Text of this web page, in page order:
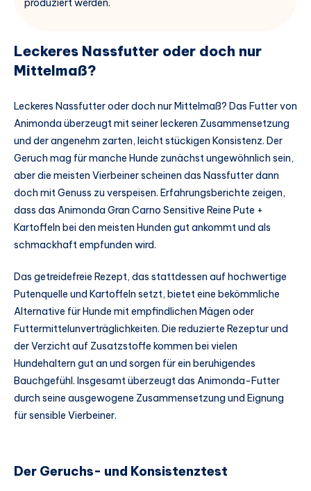
produziert werden.
Leckeres Nassfutter oder doch nur
Mittelmaß?
Leckeres Nassfutter oder doch nur Mittelmaß? Das Futter von
Animonda überzeugt mit seiner leckeren Zusammensetzung
und der angenehm zarten, leicht stückigen Konsistenz. Der
Geruch mag für manche Hunde zunächst ungewöhnlich sein,
aber die meisten Vierbeiner scheinen das Nassfutter dann
doch mit Genuss zu verspeisen. Erfahrungsberichte zeigen,
dass das Animonda Gran Carno Sensitive Reine Pute +
Kartoffeln bei den meisten Hunden gut ankommt und als
schmackhaft empfunden wird.
Das getreidefreie Rezept, das stattdessen auf hochwertige
Putenquelle und Kartoffeln setzt, bietet eine bekömmliche
Alternative für Hunde mit empfindlichen Mägen oder
Futtermittelunverträglichkeiten. Die reduzierte Rezeptur und
der Verzicht auf Zusatzstoffe kommen bei vielen
Hundehaltern gut an und sorgen für ein beruhigendes
Bauchgefühl. Insgesamt überzeugt das Animonda-Futter
durch seine ausgewogene Zusammensetzung und Eignung
für sensible Vierbeiner.
Der Geruchs- und Konsistenztest